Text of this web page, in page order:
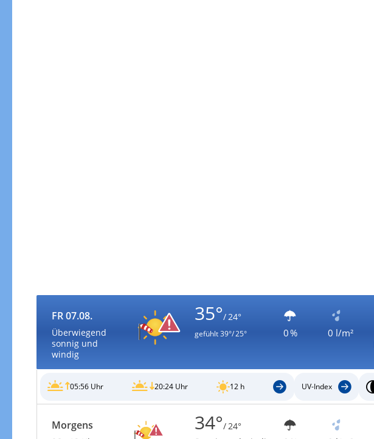
FR 07.08.
Überwiegend
sonnig und
windig
35°/ 24°
gefühlt39°/ 25° 0 % 0 l/m²
05:56 Uhr 20:24 Uhr 12 h UV-Index
Morgens 34°/ 24°